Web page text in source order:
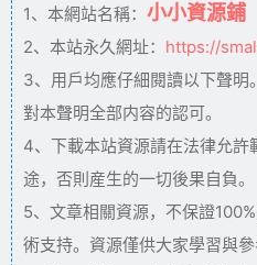
1、本網站名稱： 小小資源鋪
2、本站永久網址： https://
3、用戶均應仔細閱讀以下聲明
對本聲明全部内容的認可。
4、下載本站資源請在法律允許
途，否則産生的一切後果自負。
5、文章相關資源，不保證
術支持。資源僅供大家學習與參